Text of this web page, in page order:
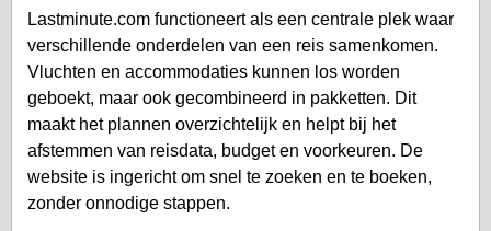
Lastminute.com functioneert als een centrale plek waar
verschillende onderdelen van een reis samenkomen.
Vluchten en accommodaties kunnen los worden
geboekt, maar ook gecombineerd in pakketten. Dit
maakt het plannen overzichtelijk en helpt bij het
afstemmen van reisdata, budget en voorkeuren. De
website is ingericht om snel te zoeken en te boeken,
zonder onnodige stappen.